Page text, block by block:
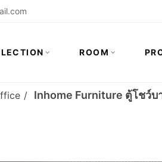
ROOM
Inhome Furniture ตู้โชว์บ